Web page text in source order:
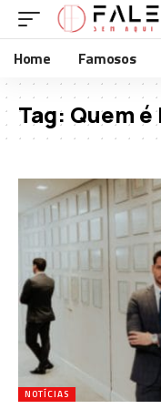
Home Famosos
Tag: Quem
NOTÍCIAS